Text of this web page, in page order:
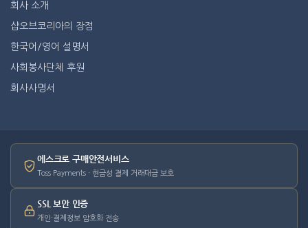
회사 소개
샵오브코리아의 장점
한국어/영어 설명서
사회봉사단체 후원
회사사명서
에스크로 구매안전서비스
Toss Payments · 현금성 결제 거래대금 보호
SSL 보안 인증
개인·결제정보 암호화 전송